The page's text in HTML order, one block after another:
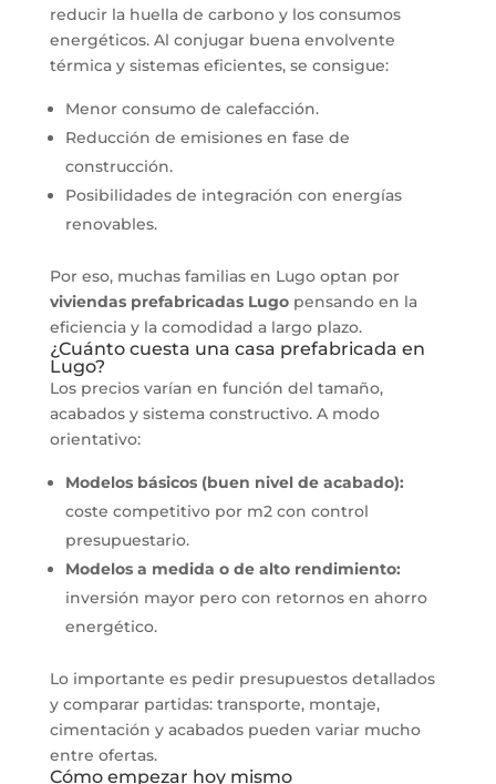
reducir la huella de carbono y los consumos
energéticos. Al conjugar buena envolvente
térmica y sistemas eficientes, se consigue:
Menor consumo de calefacción.
Reducción de emisiones en fase de
construcción.
Posibilidades de integración con energías
renovables.
Por eso, muchas familias en Lugo optan por
viviendas prefabricadas Lugopensando en la
eficiencia y la comodidad a largo plazo.
¿Cuánto cuesta una casa prefabricada en
Lugo?
Los precios varían en función del tamaño,
acabados y sistema constructivo. A modo
orientativo:
Modelos básicos (buen nivel de acabado):
coste competitivo por m2 con control
presupuestario.
Modelos a medida o de alto rendimiento:
inversión mayor pero con retornos en ahorro
energético.
Lo importante es pedir presupuestos detallados
y comparar partidas: transporte, montaje,
cimentación y acabados pueden variar mucho
entre ofertas.
Cómo empezar hoy mismo